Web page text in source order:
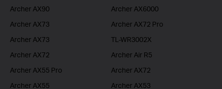
Archer AX90
Archer AX6000
Archer AX73
Archer AX72 Pro
Archer AX73
TL-WR3002X
Archer AX72
Archer Air R5
Archer AX55 Pro
Archer AX72
Archer AX55
Archer AX53